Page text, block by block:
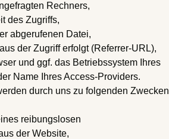
Rechners,
des Zugriffs,
abgerufenen Datei,
der Zugriff erfolgt (Referrer-URL),
und ggf. das Betriebssystem Ihres
Name Ihres Access-Providers.
durch uns zu folgenden Zwecken
reibungslosen
der Website,